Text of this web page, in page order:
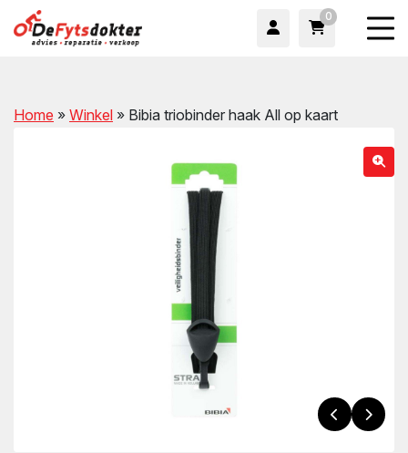
0
Home » Winkel » Bibia triobinder haak All op kaart